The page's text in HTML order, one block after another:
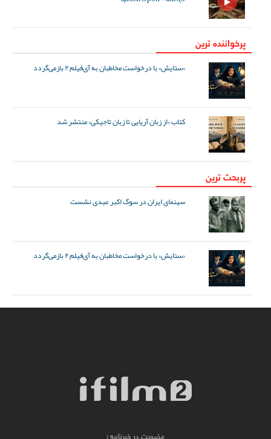
پرخواننده ترین
«ستایش» با درخواست مخاطبان به آی‌فیلم ۲ بازمی‌گردد
کتاب «از زبان آریایی تا زبان تاجیکی» منتشر شد
پربحث ترین
سینمای ایران در سوگ اکبر عبدی نشست
«ستایش» با درخواست مخاطبان به آی‌فیلم ۲ بازمی‌گردد
عضویت در خبرنامه :